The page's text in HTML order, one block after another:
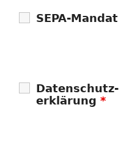
SEPA-Mandat
Datenschutz-
erklärung *